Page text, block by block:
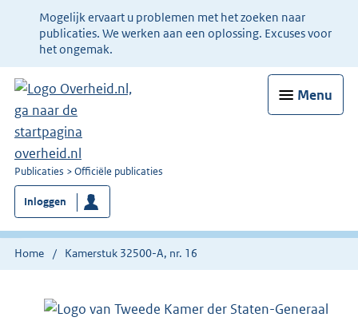
Ter
informatie:
Mogelijk ervaart u problemen met het zoeken naar
publicaties. We werken aan een oplossing. Excuses voor
het ongemak.
Menu
U
bent
nu
hier:
Publicaties Officiële publicaties
Inloggen
Home Kamerstuk 32500-A, nr. 16